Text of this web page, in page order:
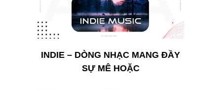
INDIE – DÒNG NHẠC MANG ĐẦY
SỰ MÊ HOẶC